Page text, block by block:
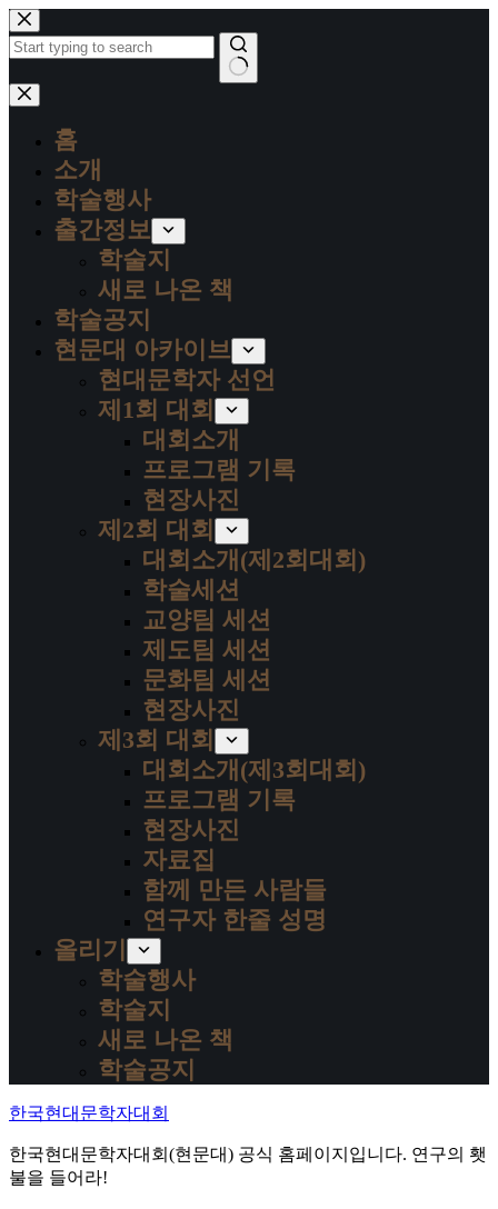
본
문
으
로
건
결
홈
소개
학술행사
출간정보
학술지
새로 나온 책
학술공지
현문대 아카이브
현대문학자 선언
제1회 대회
대회소개
프로그램 기록
현장사진
제2회 대회
대회소개(제2회대회)
학술세션
교양팀 세션
제도팀 세션
문화팀 세션
현장사진
제3회 대회
대회소개(제3회대회)
프로그램 기록
현장사진
자료집
함께 만든 사람들
연구자 한줄 성명
올리기
학술행사
학술지
새로 나온 책
학술공지
한국현대문학자대회
한국현대문학자대회(현문대) 공식 홈페이지입니다. 연구의 횃
불을 들어라!